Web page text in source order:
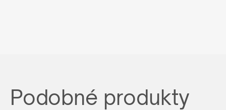
Podobné produkty